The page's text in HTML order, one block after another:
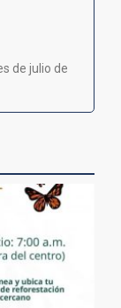
de julio de